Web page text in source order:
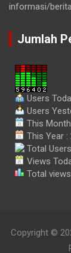
informasi/
Jumlah
Users
Users
This
This Year :
Total
Views
Total
Copyright ©